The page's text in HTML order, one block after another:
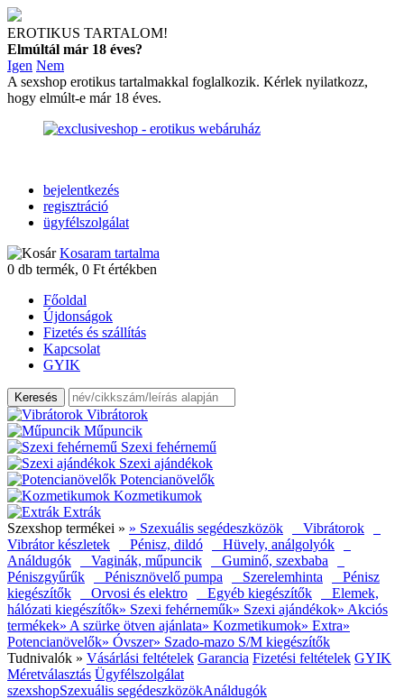
EROTIKUS TARTALOM!
Elmúltál már 18 éves?
Igen Nem
A sexshop erotikus tartalmakkal foglalkozik. Kérlek nyilatkozz,
hogy elmúlt-e már 18 éves.
bejelentkezés
regisztráció
ügyfélszolgálat
Kosaram tartalma
0 db termék, 0 Ft értékben
Főoldal
Újdonságok
Fizetés és szállítás
Kapcsolat
GYIK
Vibrátorok
Műpuncik
Szexi fehérnemű
Szexi ajándékok
Potencianövelők
Kozmetikumok
Extrák
Szexshop termékei » » Szexuális segédeszközök
Vibrátorok
Vibrátor készletek
Pénisz, dildó
Hüvely, análgolyók
Análdugók
Vaginák, műpuncik
Guminő, szexbaba
Péniszgyűrűk
Pénisznövelő pumpa Szerelemhinta
Pénisz
kiegészítők
Orvosi és elektro Egyéb kiegészítők
Elemek,
hálózati kiegészítők» Szexi fehérneműk» Szexi ajándékok» Akciós
termékek» A szürke ötven ajánlata» Kozmetikumok» Extra»
Potencianövelők» Óvszer» Szado-mazo S/M kiegészítők
Tudnivalók » Vásárlási feltételek Garancia Fizetési feltételek GYIK
Méretválasztás Ügyfélszolgálat
szexshopSzexuális segédeszközökAnáldugók